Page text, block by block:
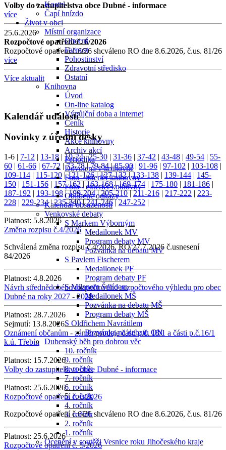
Kostel
Čapí hnízdo
Život v obci
Místní organizace
Obecní
Farnost
Pohostinství
Zdravotní středisko
Ostatní
Knihovna
Úvod
On-line katalog
Výpůjční doba a internet
Ceník
Historie
Akce knihovny
Archiv akcí
Periodika
Dovolená v knihovně
Foto - interiér knihovny
Foto - exteriér knihovny
Oblíbené odkazy
Kalendář obsazenosti
Venkovské debaty
S Markem Výborným
Medailonek MV
Program debaty MV
Pozvánka na debatu MV
S Pavlem Fischerem
Medailonek PF
Program debaty PF
S Milanem Šmídem
Medailonek MŠ
Pozvánka na debatu MŠ
Program debaty MŠ
S Oldřichem Navrátilem
Pozvánka na debatu ON
Dubenský běh pro dobrou věc
10. ročník
9. ročník
8. ročník
7. ročník
6. ročník
5. ročník
4. ročník
3. ročník
2. ročník
1. ročník
Ocenění v soutěži Vesnice roku Jihočeského kraje
Volby do zastupitelstva obce Dubné - informace
více
25.6.2026
Rozpočtové opatření č. 6/2026
Rozpočtové opatření č.6/26 shcváleno RO dne 8.6.2026, č.us. 81/26
více
Více aktualit
Kalendář událostí
Novinky z úřední desky
1-6 | 7-12 | 13-18 | 19-24|25-30 | 31-36 | 37-42 | 43-48 | 49-54 | 55-
60 | 61-66 | 67-72 |73-78|79-84|85-90| 91-96 | 97-102 | 103-108 |
109-114 | 115-120 |121-126|127-132|133-138 | 139-144 | 145-
150 | 151-156 | 157-162|163-168|169-174 | 175-180 | 181-186 |
187-192 | 193-198|199-204|205-210|211-216 | 217-222 | 223-
228 | 229-234|235-240|241-246|247-252 |
Platnost: 5.8.2026
Změna rozpisu č.4/2026
Schválená změna rozpisu č.4/2026, RO 27.7.2026 č.usnesení
84/2026
Platnost: 4.8.2026
Návrh střednědobého rozpočtového rozpočtového výhledu pro obec
Dubné na roky 2027 - 2028
Platnost: 28.7.2026
Sejmutí: 13.8.2026
Oznámení občanům - záměr prodeje části p.č. 18/1 a části p.č.16/1
k.ú. Třebín
Platnost: 15.7.2026
Volby do zastupitelstva obce Dubné - informace
Platnost: 25.6.2026
Rozpočtové opatření č. 6/2026
Rozpočtové opatření č.6/26 shcváleno RO dne 8.6.2026, č.us. 81/26
Platnost: 25.6.2026
Rozpočtové opatření č. 5/2026